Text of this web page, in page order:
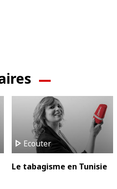
play_arrow Ecouter
Le tabagisme en Tunisie